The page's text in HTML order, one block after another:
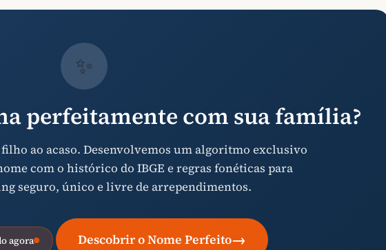
✨
perfeitamente com sua família?
ao acaso. Desenvolvemos um algoritmo exclusivo
com o histórico do IBGE e regras fonéticas para
seguro, único e livre de arrependimentos.
agora Descobrir o Nome Perfeito→